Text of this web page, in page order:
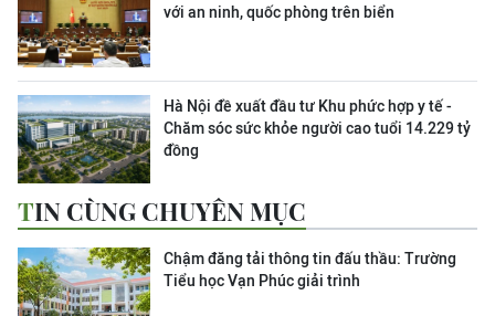
với an ninh, quốc phòng trên biển
Hà Nội đề xuất đầu tư Khu phức hợp y tế -
Chăm sóc sức khỏe người cao tuổi 14.229 tỷ
đồng
TIN CÙNG CHUYÊN MỤC
Chậm đăng tải thông tin đấu thầu: Trường
Tiểu học Vạn Phúc giải trình